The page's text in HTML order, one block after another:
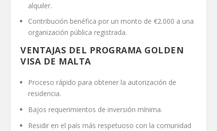
alquiler.
Contribución benéfica por un monto de €2.000 a una
organización pública registrada.
VENTAJAS DEL PROGRAMA GOLDEN
VISA DE MALTA
Proceso rápido para obtener la autorización de
residencia.
Bajos requerimientos de inversión mínima.
Residir en el país más respetuoso con la comunidad